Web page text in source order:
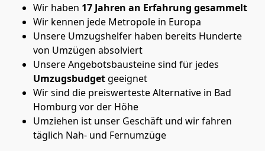
Wir haben 17 Jahren an Erfahrung gesammelt
Wir kennen jede Metropole in Europa
Unsere Umzugshelfer haben bereits Hunderte
von Umzügen absolviert
Unsere Angebotsbausteine sind für jedes
Umzugsbudgetgeeignet
Wir sind die preiswerteste Alternative in Bad
Homburg vor der Höhe
Umziehen ist unser Geschäft und wir fahren
täglich Nah- und Fernumzüge